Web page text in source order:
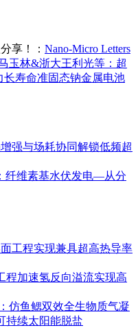
享！： Nano-Micro Letters
玉林&浙大王利光等：超
寿命准固态钠金属电池
强与场耗协同解锁低频超
纤维素基水伏发电—从分
工程实现兼具超高热导率
程加速氢反向溢流实现高
仿鱼鳃双效全生物质气凝
持续太阳能脱盐